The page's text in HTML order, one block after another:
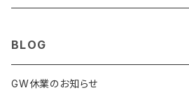
BLOG
GW休業のお知らせ